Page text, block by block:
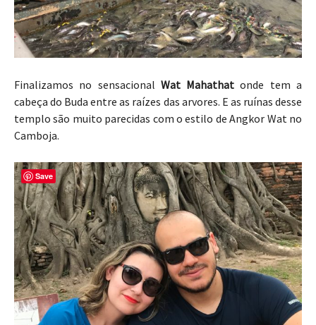
Finalizamos no sensacional Wat Mahathat onde tem a
cabeça do Buda entre as raízes das arvores. E as ruínas desse
templo são muito parecidas com o estilo de Angkor Wat no
Camboja.
Save